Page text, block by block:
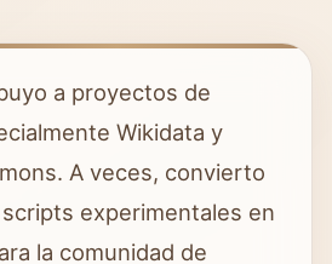
a proyectos de
Wikidata y
A veces, convierto
experimentales en
la comunidad de